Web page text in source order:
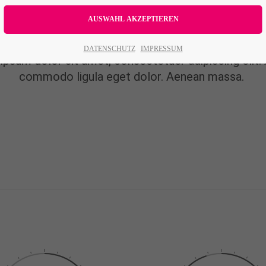
Animated Piechart
dolor sit amet, consectetuer adipiscing elit.
commodo ligula eget dolor. Aenean massa.
DATENSCHUTZ IMPRESSUM